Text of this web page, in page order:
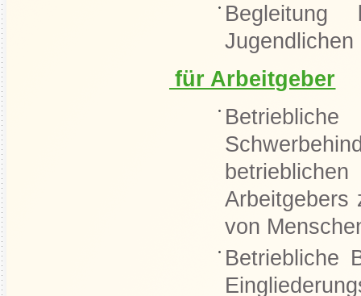
für Arbeitgeber
Arbeitgebers
von
Betriebliche